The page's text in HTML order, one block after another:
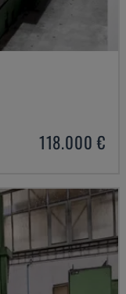
118.000 €